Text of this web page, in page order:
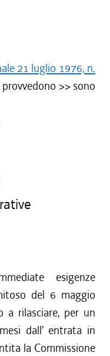
21 luglio 1976, n.
>> sono
esigenze
del 6 maggio
a rilasciare, per un
dall' entrata in
la Commissione